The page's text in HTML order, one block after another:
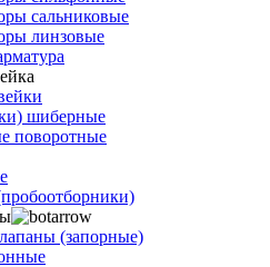
сальниковые
линзовые
шиберные
поворотные
(запорные)